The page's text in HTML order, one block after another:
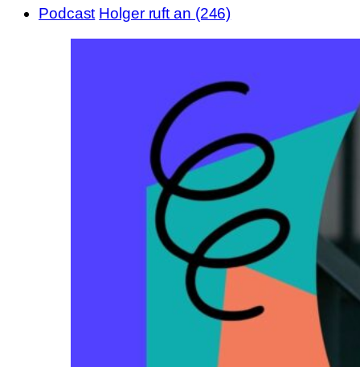
Podcast Holger ruft an (246)